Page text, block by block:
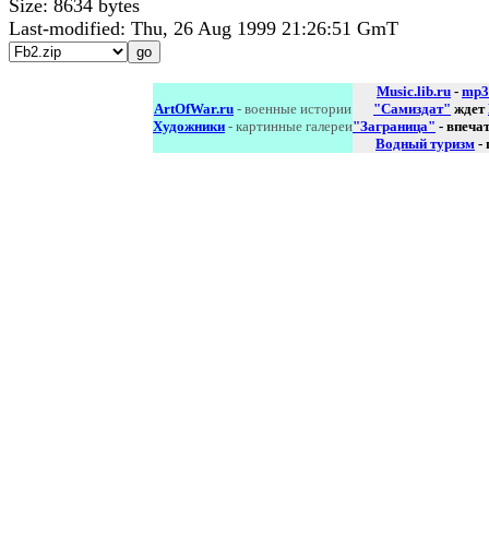
Size: 8634 bytes
Last-modified: Thu, 26 Aug 1999 21:26:51 GmT
ArtOfWar.ru - военные истории
Художники - картинные галереи
Music.lib.ru - mp3
"Самиздат" ждет
"Заграница" -
Водный туризм -